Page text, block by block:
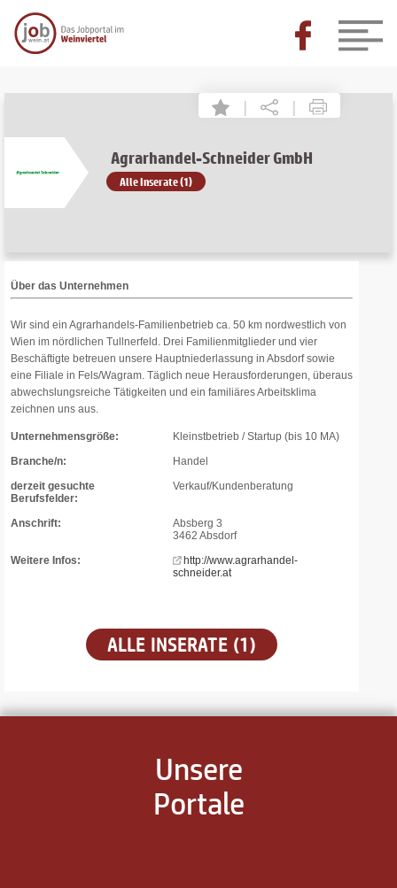
| |
Agrarhandel-Schneider GmbH
Alle Inserate (1)
Über das Unternehmen
Wir sind ein Agrarhandels-Familienbetrieb ca. 50 km nordwestlich von
Wien im nördlichen Tullnerfeld. Drei Familienmitglieder und vier
Beschäftigte betreuen unsere Hauptniederlassung in Absdorf sowie
eine Filiale in Fels/Wagram. Täglich neue Herausforderungen, überaus
abwechslungsreiche Tätigkeiten und ein familiäres Arbeitsklima
zeichnen uns aus.
Unternehmensgröße:
Kleinstbetrieb / Startup (bis 10 MA)
Branche/n:
Handel
derzeit gesuchte
Berufsfelder:
Verkauf/Kundenberatung
Anschrift:
Absberg 3
3462 Absdorf
Weitere Infos:
http://www.agrarhandel-
schneider.at
ALLE INSERATE (1)
Unsere
Portale